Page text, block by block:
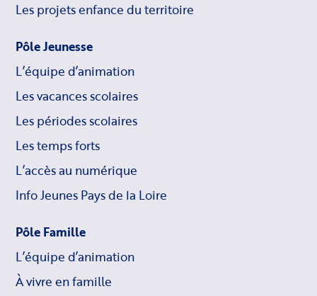
Les projets enfance du territoire
Pôle Jeunesse
L’équipe d’animation
Les vacances scolaires
Les périodes scolaires
Les temps forts
L’accès au numérique
Info Jeunes Pays de la Loire
Pôle Famille
L’équipe d’animation
À vivre en famille